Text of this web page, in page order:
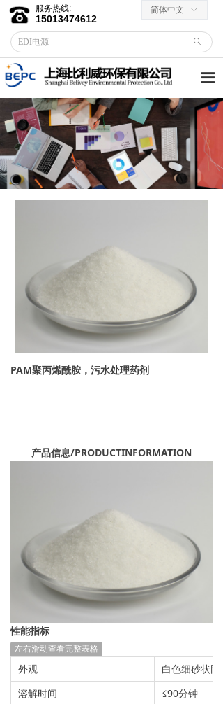
끀
首页
关于我们
客户服务
→ 合作伙伴
→资料下载
产品中心
→ EDI膜堆
→RO反渗透膜
→ 离子交换树脂
→ 保安过滤器
→ 板式换热器
新闻资讯
→ 行业新闻
→ 常见问题
联系我们
服务热线:
15013474612
ꄙ
ꀅ
简体中文
PAM聚丙烯酰胺，污水处理药剂
产品信息/PRODUCTINFORMATION
性能指标
左右滑动查看完整表格
外观
白色细砂状固
溶解时间
≤90分钟